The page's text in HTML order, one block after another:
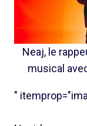
Neaj, le
musical
"